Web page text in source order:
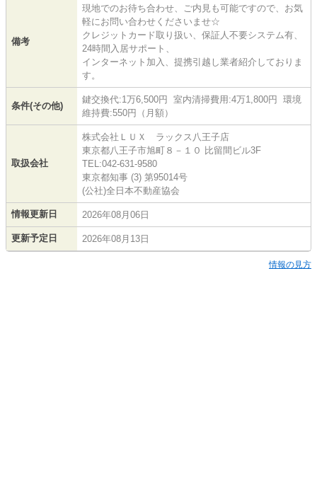
備考
現地でのお待ち合わせ、ご内見も可能ですので、お気
軽にお問い合わせくださいませ☆
クレジットカード取り扱い、保証人不要システム有、
24時間入居サポート、
インターネット加入、提携引越し業者紹介しておりま
す。
条件(その他)
鍵交換代:1万6,500円 室内清掃費用:4万1,800円 環境
維持費:550円（月額）
取扱会社
株式会社ＬＵＸ ラックス八王子店
東京都八王子市旭町８－１０ 比留間ビル3F
TEL:042-631-9580
東京都知事 (3) 第95014号
(公社)全日本不動産協会
情報更新日 2026年08月06日
更新予定日 2026年08月13日
情報の見方